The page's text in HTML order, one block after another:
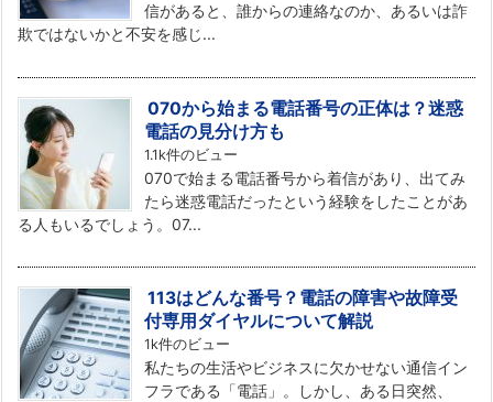
信があると、誰からの連絡なのか、あるいは詐
欺ではないかと不安を感じ...
070から始まる電話番号の正体は？迷惑
電話の見分け方も
1.1k件のビュー
070で始まる電話番号から着信があり、出てみ
たら迷惑電話だったという経験をしたことがあ
る人もいるでしょう。07...
113はどんな番号？電話の障害や故障受
付専用ダイヤルについて解説
1k件のビュー
私たちの生活やビジネスに欠かせない通信イン
フラである「電話」。しかし、ある日突然、